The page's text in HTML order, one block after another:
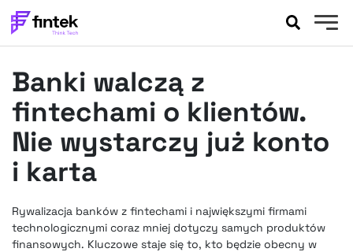
BANKOWOŚĆ
EVENTY
FELIETONY
WYWIADY
LEGAL
FINTEKEXTRA
OKIEM EKSPERTA
Banki walczą z
fintechami o klientów.
Nie wystarczy już konto
i karta
Rywalizacja banków z fintechami i największymi firmami
technologicznymi coraz mniej dotyczy samych produktów
finansowych. Kluczowe staje się to, kto będzie obecny w